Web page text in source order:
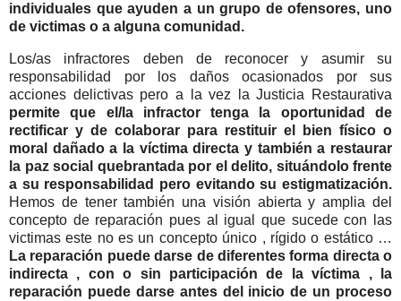
individuales que ayuden a un grupo de ofensores, uno
de victimas o a alguna comunidad.
Los/as infractores deben de reconocer y asumir su
responsabilidad por los daños ocasionados por sus
acciones delictivas pero a la vez la Justicia Restaurativa
permite que el/la infractor tenga la oportunidad de
rectificar y de colaborar para restituir el bien físico o
moral dañado a la víctima directa y también a restaurar
la paz social quebrantada por el delito, situándolo frente
a su responsabilidad pero evitando su estigmatización.
Hemos de tener también una visión abierta y amplia del
concepto de reparación pues al igual que sucede con las
victimas este no es un concepto único , rígido o estático …
La reparación puede darse de diferentes forma directa o
indirecta , con o sin participación de la víctima , la
reparación puede darse antes del inicio de un proceso